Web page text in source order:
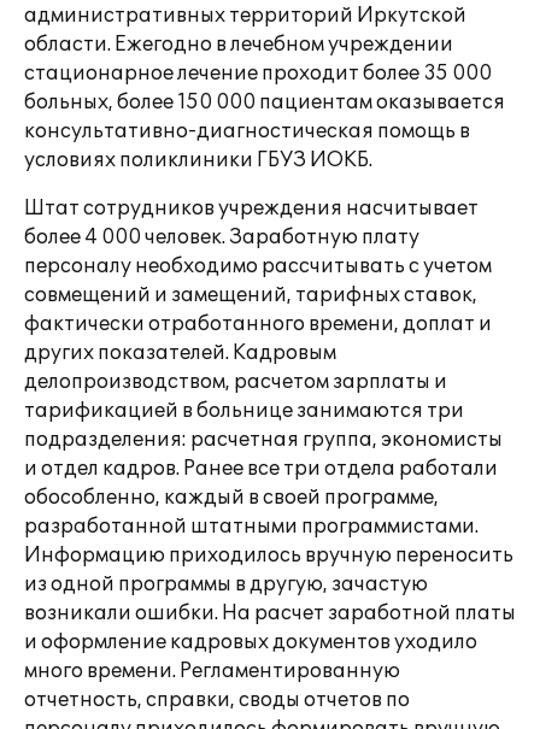
административных территорий Иркутской
области. Ежегодно в лечебном учреждении
стационарное лечение проходит более 35 000
больных, более 150 000 пациентам оказывается
консультативно-диагностическая помощь в
условиях поликлиники ГБУЗ ИОКБ.
Штат сотрудников учреждения насчитывает
более 4 000 человек. Заработную плату
персоналу необходимо рассчитывать с учетом
совмещений и замещений, тарифных ставок,
фактически отработанного времени, доплат и
других показателей. Кадровым
делопроизводством, расчетом зарплаты и
тарификацией в больнице занимаются три
подразделения: расчетная группа, экономисты
и отдел кадров. Ранее все три отдела работали
обособленно, каждый в своей программе,
разработанной штатными программистами.
Информацию приходилось вручную переносить
из одной программы в другую, зачастую
возникали ошибки. На расчет заработной платы
и оформление кадровых документов уходило
много времени. Регламентированную
отчетность, справки, своды отчетов по